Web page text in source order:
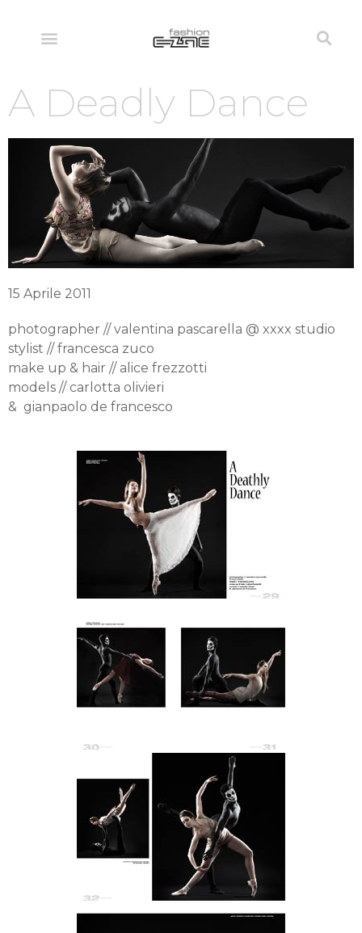
A Deadly Dance
15 Aprile 2011
photographer // valentina pascarella @ xxxx studio
stylist // francesca zuco
make up & hair // alice frezzotti
models // carlotta olivieri
& gianpaolo de francesco